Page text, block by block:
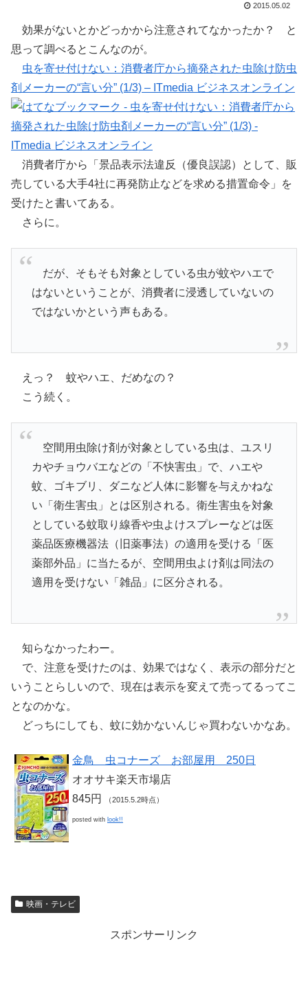
2015.05.02
効果がないとかどっかから注意されてなかったか？ と
思って調べるとこんなのが。
虫を寄せ付けない：消費者庁から摘発された虫除け防虫
剤メーカーの“言い分” (1/3) – ITmedia ビジネスオンライン
消費者庁から「景品表示法違反（優良誤認）として、販
売している大手4社に再発防止などを求める措置命令」を
受けたと書いてある。
さらに。
だが、そもそも対象としている虫が蚊やハエで
はないということが、消費者に浸透していないの
ではないかという声もある。
えっ？ 蚊やハエ、だめなの？
こう続く。
空間用虫除け剤が対象としている虫は、ユスリ
カやチョウバエなどの「不快害虫」で、ハエや
蚊、ゴキブリ、ダニなど人体に影響を与えかねな
い「衛生害虫」とは区別される。衛生害虫を対象
としている蚊取り線香や虫よけスプレーなどは医
薬品医療機器法（旧薬事法）の適用を受ける「医
薬部外品」に当たるが、空間用虫よけ剤は同法の
適用を受けない「雑品」に区分される。
知らなかったわー。
で、注意を受けたのは、効果ではなく、表示の部分だと
いうことらしいので、現在は表示を変えて売ってるってこ
となのかな。
どっちにしても、蚊に効かないんじゃ買わないかなあ。
金鳥 虫コナーズ お部屋用 250日
オオサキ楽天市場店
845円
（2015.5.2時点）
posted with look!!
映画・テレビ
スポンサーリンク